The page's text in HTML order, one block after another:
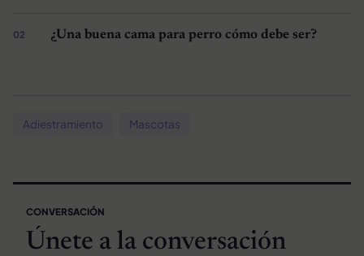
¿Una buena cama para perro cómo debe ser?
Adiestramiento Mascotas
CONVERSACIÓN
Únete a la conversación